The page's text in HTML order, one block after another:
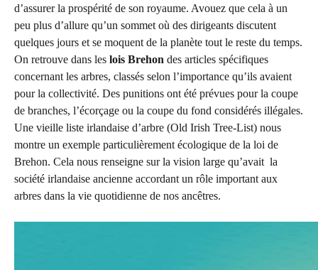
d’assurer la prospérité de son royaume. Avouez que cela à un
peu plus d’allure qu’un sommet où des dirigeants discutent
quelques jours et se moquent de la planète tout le reste du temps.
On retrouve dans les lois Brehon des articles spécifiques
concernant les arbres, classés selon l’importance qu’ils avaient
pour la collectivité. Des punitions ont été prévues pour la coupe
de branches, l’écorçage ou la coupe du fond considérés illégales.
Une vieille liste irlandaise d’arbre (Old Irish Tree-List) nous
montre un exemple particulièrement écologique de la loi de
Brehon. Cela nous renseigne sur la vision large qu’avait la
société irlandaise ancienne accordant un rôle important aux
arbres dans la vie quotidienne de nos ancêtres.